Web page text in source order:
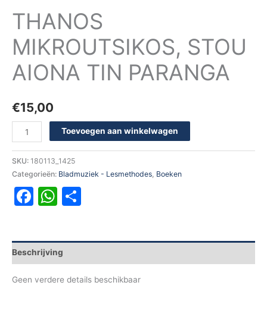
THANOS
MIKROUTSIKOS, STOU
AIONA TIN PARANGA
€15,00
Toevoegen aan winkelwagen
SKU: 180113_1425
Categorieën: Bladmuziek - Lesmethodes Boeken
Facebook
WhatsApp
Beschrijving
Geen verdere details beschikbaar